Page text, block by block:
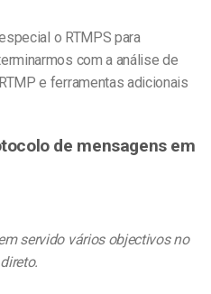
o RTMPS para
com a análise de
e ferramentas adicionais
de mensagens em
servido vários objectivos no